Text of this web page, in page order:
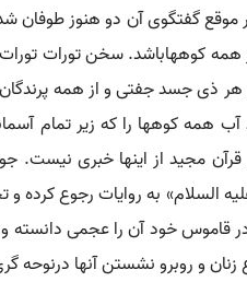
موقع گفتگوی آن دو هنوز
کوههاباشد. سخن تورات
هر ذی جسد جفتی و از همه
همه کوه‏ها را که زیر تمام
در قرآن مجید از اینها خبری
السلام» به روایات رجوع
خود آن را عجمی دانسته و
و روبرو نشستن آنها درنوحه